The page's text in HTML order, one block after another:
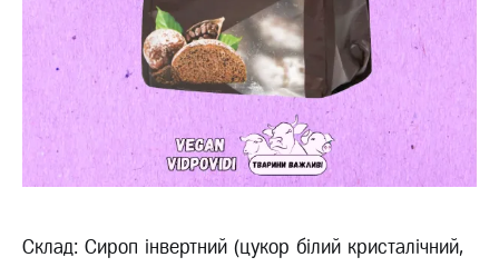
Склад: Сироп інвертний (цукор білий кристалічний,